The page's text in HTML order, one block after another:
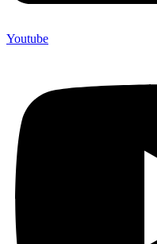
Youtube